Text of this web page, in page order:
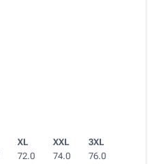
XL XXL
3XL
72.0 74.0
76.0